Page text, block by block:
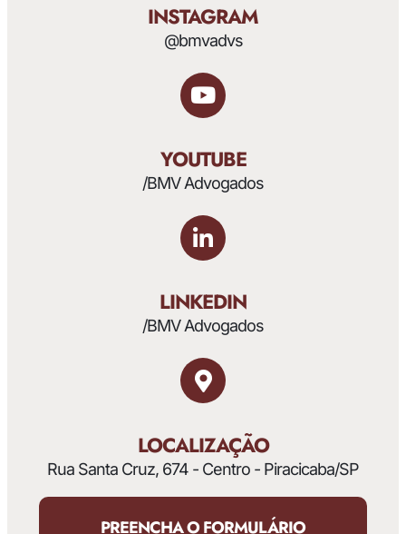
INSTAGRAM
@bmvadvs
YOUTUBE
/BMV Advogados
LINKEDIN
/BMV Advogados
LOCALIZAÇÃO
Rua Santa Cruz, 674 - Centro - Piracicaba/SP
PREENCHA O FORMULÁRIO